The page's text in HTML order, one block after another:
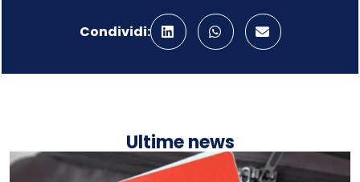
Condividi:
Ultime news